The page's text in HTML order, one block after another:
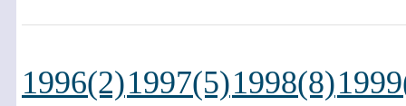
1996(2)1997(5)1998(8)